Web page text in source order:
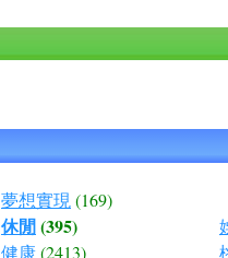
夢想實現 (169)
休閒(395)
健康(2413)